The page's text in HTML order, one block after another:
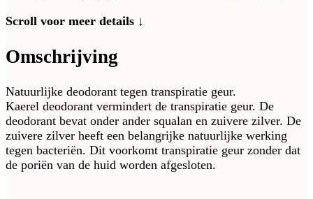
Scroll voor meer details ↓
Omschrijving
Natuurlijke deodorant tegen transpiratie geur.
Kaerel deodorant vermindert de transpiratie geur. De
deodorant bevat onder ander squalan en zuivere zilver. De
zuivere zilver heeft een belangrijke natuurlijke werking
tegen bacteriën. Dit voorkomt transpiratie geur zonder dat
de poriën van de huid worden afgesloten.